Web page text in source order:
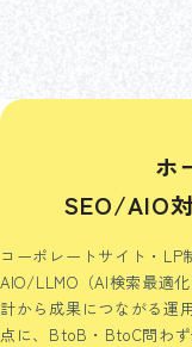
ホ
SEO/AIO
コーポレートサイト・LP
AIO/LLMO（AI検索最適
計から成果につながる運
点に、BtoB・BtoC問わ